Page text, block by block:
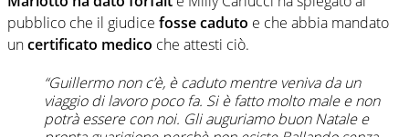
pubblico che il giudice fosse caduto e che abbia mandato
uncertificato medico che attesti ciò.
“Guillermo non c’è, è caduto mentre veniva da un
viaggio di lavoro poco fa. Si è fatto molto male e non
potrà essere con noi. Gli auguriamo buon Natale e